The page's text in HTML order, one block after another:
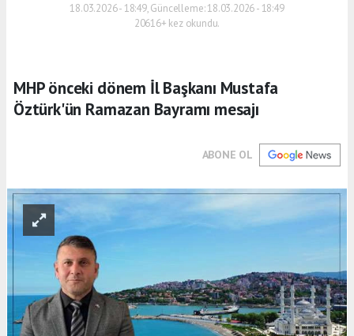
18.03.2026 - 18:49, Güncelleme: 18.03.2026 - 18:49
20616+ kez okundu.
MHP önceki dönem İl Başkanı Mustafa
Öztürk'ün Ramazan Bayramı mesajı
ABONE OL